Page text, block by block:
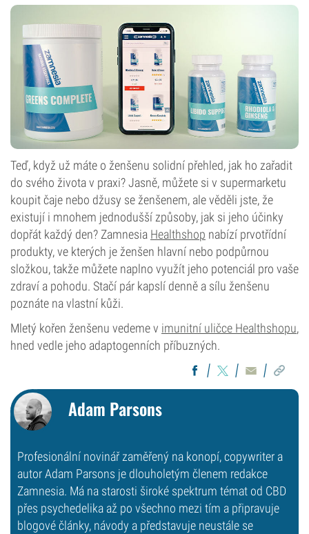
Teď, když už máte o ženšenu solidní přehled, jak ho zařadit
do svého života v praxi? Jasně, můžete si v supermarketu
koupit čaje nebo džusy se ženšenem, ale věděli jste, že
existují i mnohem jednodušší způsoby, jak si jeho účinky
dopřát každý den? Zamnesia Healthshop nabízí prvotřídní
produkty, ve kterých je ženšen hlavní nebo podpůrnou
složkou, takže můžete naplno využít jeho potenciál pro vaše
zdraví a pohodu. Stačí pár kapslí denně a sílu ženšenu
poznáte na vlastní kůži.
Mletý kořen ženšenu vedeme v imunitní uličce Healthshopu,
hned vedle jeho adaptogenních příbuzných.
Adam Parsons
Profesionální novinář zaměřený na konopí, copywriter a
autor Adam Parsons je dlouholetým členem redakce
Zamnesia. Má na starosti široké spektrum témat od CBD
přes psychedelika až po všechno mezi tím a připravuje
blogové články, návody a představuje neustále se